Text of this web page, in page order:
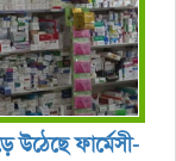
উঠেছে ফার্মেসী-